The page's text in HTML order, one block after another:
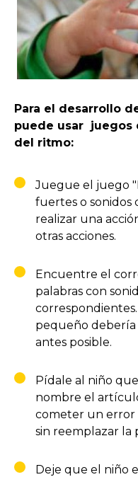
Para el desarrollo
puede usar juegos
del ritmo:
Juegue el juego
fuertes o sonidos
realizar una
otras acciones.
Encuentre el
palabras con
pequeño
antes posible.
Pídale al niño
nombre el
cometer un error
sin reemplazar la
Deje que el niño